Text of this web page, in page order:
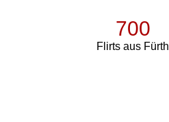
700
Flirts aus Fürth